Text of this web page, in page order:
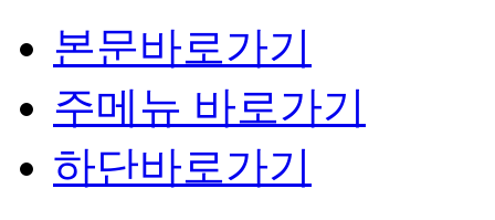
본문바로가기
주메뉴 바로가기
하단바로가기